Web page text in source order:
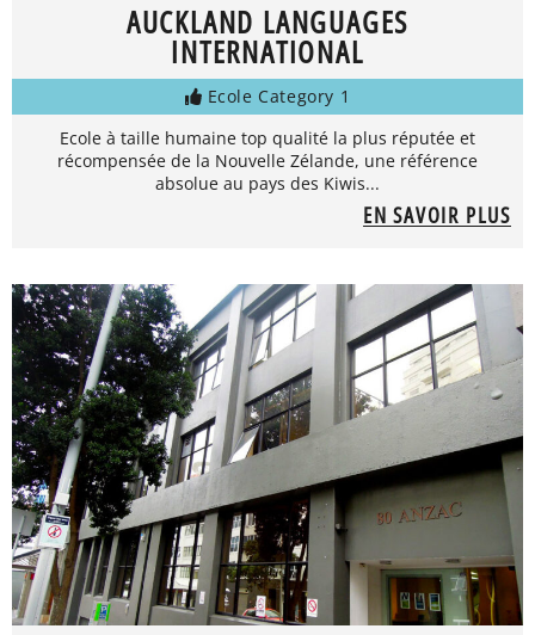
AUCKLAND LANGUAGES
INTERNATIONAL
Ecole Category 1
Ecole à taille humaine top qualité la plus réputée et
récompensée de la Nouvelle Zélande, une référence
absolue au pays des Kiwis...
EN SAVOIR PLUS